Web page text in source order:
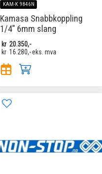
KAM-K 9846N
Kamasa Snabbkoppling
1/4" 6mm slang
kr 20.350,-
kr 16.280,-eks. mva